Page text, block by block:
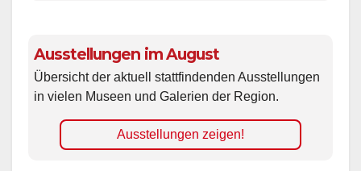
Ausstellungen im August
Übersicht der aktuell stattfindenden Ausstellungen
in vielen Museen und Galerien der Region.
Ausstellungen zeigen!